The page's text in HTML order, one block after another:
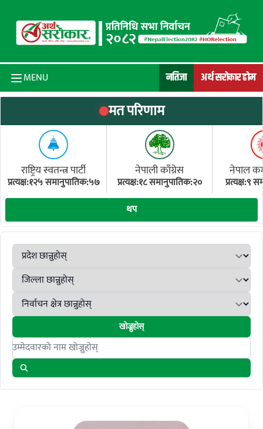
MENU नतिजा अर्थ सरोकार होम
मत परिणाम
राष्ट्रिय स्वतन्त्र पार्टी
प्रत्यक्ष:१२५ समानुपातिक:५७
नेपाली काँग्रेस
प्रत्यक्ष:१८ समानुपातिक:२०
नेपाल
प्रत्यक्ष:९
थप
खोज्नुहोस्
Search candidates